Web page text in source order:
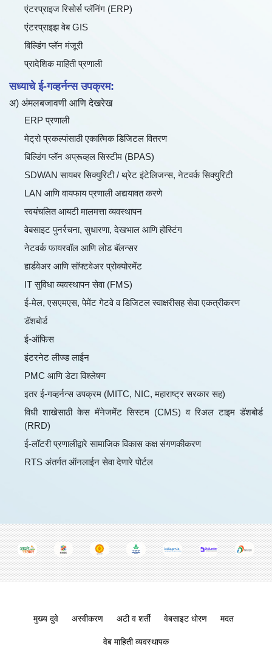
एंटरप्राइज रिसोर्स प्लॅनिंग (ERP)
एंटरप्राइझ वेब GIS
बिल्डिंग प्लॅन मंजूरी
प्रादेशिक माहिती प्रणाली
सध्याचे ई-गव्हर्नन्स उपक्रम:
अ) अंमलबजावणी आणि देखरेख
ERP प्रणाली
मेट्रो प्रकल्पांसाठी एकात्मिक डिजिटल वितरण
बिल्डिंग प्लॅन अप्रूव्हल सिस्टीम (BPAS)
SDWAN सायबर सिक्युरिटी / थ्रेट इंटेलिजन्स, नेटवर्क सिक्युरिटी
LAN आणि वायफाय प्रणाली अद्ययावत करणे
स्वयंचलित आयटी मालमत्ता व्यवस्थापन
वेबसाइट पुनर्रचना, सुधारणा, देखभाल आणि होस्टिंग
नेटवर्क फायरवॉल आणि लोड बॅलन्सर
हार्डवेअर आणि सॉफ्टवेअर प्रोक्योरमेंट
IT सुविधा व्यवस्थापन सेवा (FMS)
ई-मेल, एसएमएस, पेमेंट गेटवे व डिजिटल स्वाक्षरीसह सेवा एकत्रीकरण
डॅशबोर्ड
ई-ऑफिस
इंटरनेट लीज्ड लाईन
PMC आणि डेटा विश्लेषण
इतर ई-गव्हर्नन्स उपक्रम (MITC, NIC, महाराष्ट्र सरकार सह)
विधी शाखेसाठी केस मॅनेजमेंट सिस्टम (CMS) व रिअल टाइम डॅशबोर्ड
(RRD)
ई-लॉटरी प्रणालीद्वारे सामाजिक विकास कक्ष संगणकीकरण
RTS अंतर्गत ऑनलाईन सेवा देणारे पोर्टल
Footer menu
मुख्य दुवे अस्वीकरण अटी व शर्ती वेबसाइट धोरण मदत
वेब माहिती व्यवस्थापक